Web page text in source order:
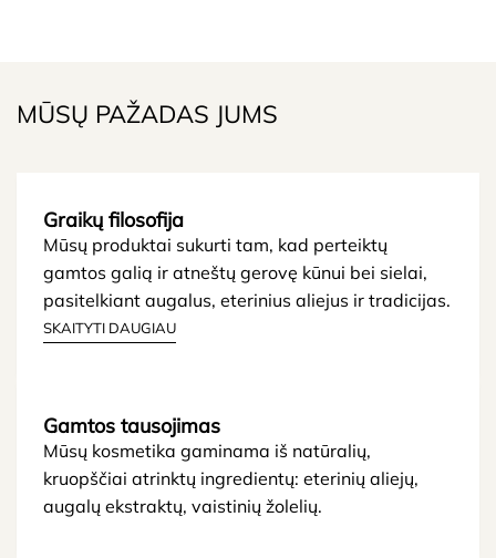
MŪSŲ PAŽADAS JUMS
Graikų filosofija
Mūsų produktai sukurti tam, kad perteiktų
gamtos galią ir atneštų gerovę kūnui bei sielai,
pasitelkiant augalus, eterinius aliejus ir tradicijas.
SKAITYTI DAUGIAU
Gamtos tausojimas
Mūsų kosmetika gaminama iš natūralių,
kruopščiai atrinktų ingredientų: eterinių aliejų,
augalų ekstraktų, vaistinių žolelių.